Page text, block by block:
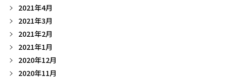
2021年4月
2021年3月
2021年2月
2021年1月
2020年12月
2020年11月